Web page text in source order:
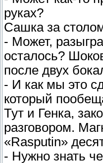
руках?
Сашка за
- Может,
осталось?
после двух
- И как мы это
который
Тут и Генка,
разговором.
«Rasputin»
- Нужно знать